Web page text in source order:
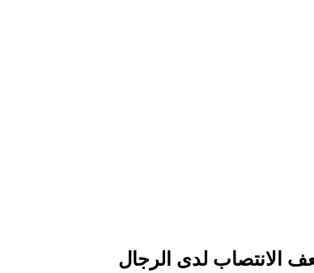
الانتصاب لدى الرجال